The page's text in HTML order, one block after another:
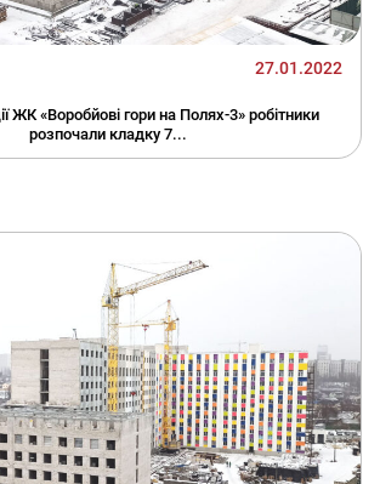
27.01.2022
ЖК «Воробйові гори на Полях-3» робітники
розпочали кладку 7...